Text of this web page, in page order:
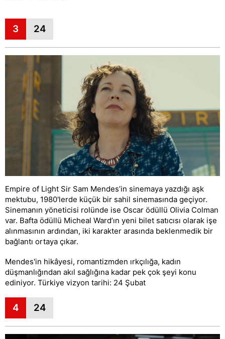
3 24
Empire of Light Sir Sam Mendes’in sinemaya yazdığı aşk
mektubu, 1980'lerde küçük bir sahil sinemasında geçiyor.
Sinemanın yöneticisi rolünde ise Oscar ödüllü Olivia Colman
var. Bafta ödüllü Micheal Ward’ın yeni bilet satıcısı olarak işe
alınmasının ardından, iki karakter arasında beklenmedik bir
bağlantı ortaya çıkar.
Mendes'in hikâyesi, romantizmden ırkçılığa, kadın
düşmanlığından akıl sağlığına kadar pek çok şeyi konu
ediniyor. Türkiye vizyon tarihi: 24 Şubat
4 24